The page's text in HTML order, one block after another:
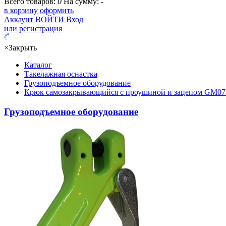
в корзину оформить
Аккаунт ВОЙТИ Вход
или регистрация
×Закрыть
Каталог
Такелажная оснастка
Грузоподъемное оборудование
Крюк самозакрывающийся с проушиной и зацепом
Грузоподъемное оборудование